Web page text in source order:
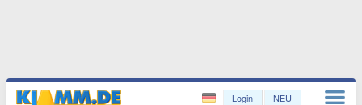
Login NEU